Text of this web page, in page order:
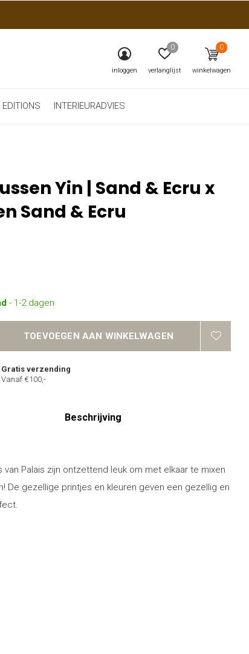
INTERIEURADVIES
inloggen verlanglijst
0
winkelwagen
0
Yin | Sand & Ecru x
Sand & Ecru
- 1-2 dagen
TOEVOEGEN AAN WINKELWAGEN
Gratis verzending
Vanaf €100,-
Beschrijving
van Palais zijn ontzettend leuk om met elkaar te mixen
De gezellige printjes en kleuren geven een gezellig en